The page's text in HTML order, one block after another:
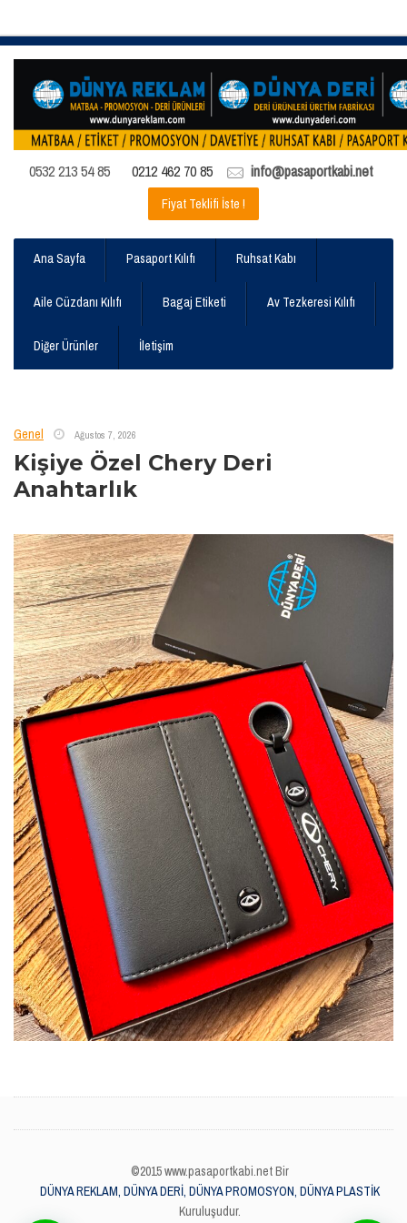
0532 213 54 85 0212 462 70 85 info@pasaportkabi.net
Fiyat Teklifi İste !
Ana Sayfa Pasaport Kılıfı Ruhsat Kabı
Aile Cüzdanı Kılıfı Bagaj Etiketi Av Tezkeresi Kılıfı
Diğer Ürünler İletişim
Genel Ağustos 7, 2026
Kişiye Özel Chery Deri
Anahtarlık
©2015 www.pasaportkabi.net Bir
DÜNYA REKLAM, DÜNYA DERİ, DÜNYA PROMOSYON, DÜNYA PLASTİK
Kuruluşudur.